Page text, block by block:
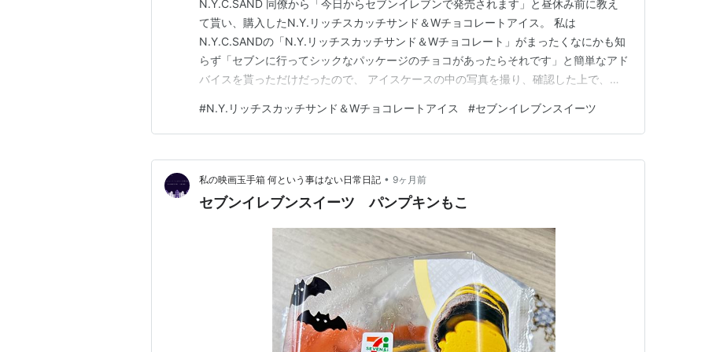
N.Y.C.SAND 同僚から「今日からセブンイレブンで発売されます」と昼休み前に教え
て貰い、購入したN.Y.リッチスカッチサンド＆Wチョコレートアイス。 私は
N.Y.C.SANDの「N.Y.リッチスカッチサンド＆Wチョコレート」がまったくなにかも知
らず「セブンに行ってシックなパッケージのチョコがあったらそれです」と簡単なアド
バイスを貰っただけだったので、 アイスケースの中の写真を撮り、確認した上で、ワ
ンド＆Wチョコレートアイスの方を食べたのだが、かなりしっかり目のチョコのカリっ
とした殻？を木のスティック…
#N.Y.リッチスカッチサンド＆Wチョコレートアイス #セブンイレブンスイーツ
私の映画玉手箱 何という事はない日常日記 • 9ヶ月前
セブンイレブンスイーツ パンプキンもこ